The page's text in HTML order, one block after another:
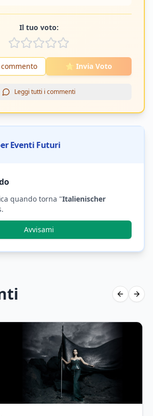
Il tuo voto:
⭐ Invia Voto
Leggi tutti i commenti
Eventi Futuri
quando torna "Italienischer
.
Avvisami
Previous